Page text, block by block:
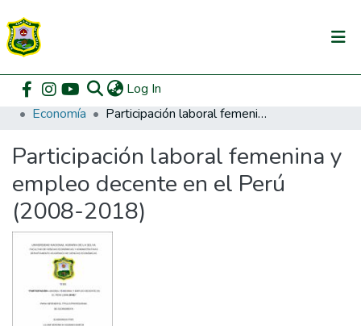
Log In
Communities & Collections
All of DSpace
DSpace Statistics
Home Pregrado
Economía
Participación laboral femenina y empleo decente en el Perú (2008-2018)
Participación laboral femenina y
empleo decente en el Perú
(2008-2018)